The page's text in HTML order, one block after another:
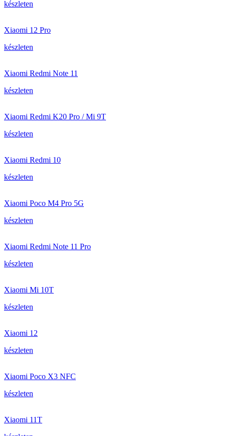
készleten
Xiaomi 12 Pro
készleten
Xiaomi Redmi Note 11
készleten
Xiaomi Redmi K20 Pro / Mi 9T
készleten
Xiaomi Redmi 10
készleten
Xiaomi Poco M4 Pro 5G
készleten
Xiaomi Redmi Note 11 Pro
készleten
Xiaomi Mi 10T
készleten
Xiaomi 12
készleten
Xiaomi Poco X3 NFC
készleten
Xiaomi 11T